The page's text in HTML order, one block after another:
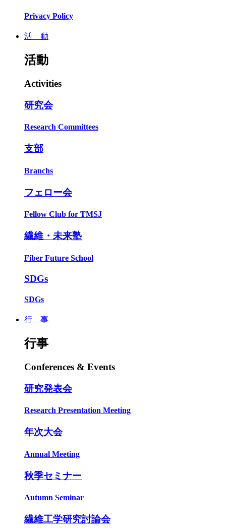
Privacy Policy
活 動
活動
Activities
研究会
Research Committees
支部
Branchs
フェロー会
Fellow Club for TMSJ
繊維・未来塾
Fiber Future School
SDGs
SDGs
行 事
行事
Conferences & Events
研究発表会
Research Presentation Meeting
年次大会
Annual Meeting
秋季セミナー
Autumn Seminar
繊維工学研究討論会